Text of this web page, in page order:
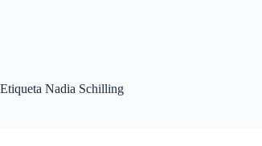
Etiqueta Nadia Schilling